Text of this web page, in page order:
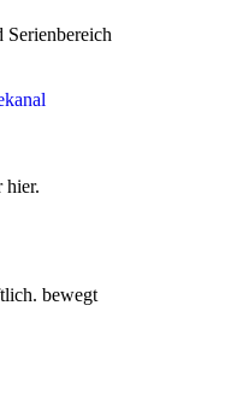
hier.
bewegt